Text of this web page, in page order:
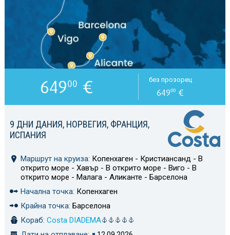
9 ДНИ ДАНИЯ, НОРВЕГИЯ, ФРАНЦИЯ,
ИСПАНИЯ
Маршрут на круиза: Копенхаген - Кристиансанд - В
открито море - Хавър - В открито море - Виго - В
открито море - Малага - Аликанте - Барселона
Начална точка: Копенхаген
Крайна точка: Барселона
Кораб: Costa DIADEMA
64900 € без прозорец
64900 €